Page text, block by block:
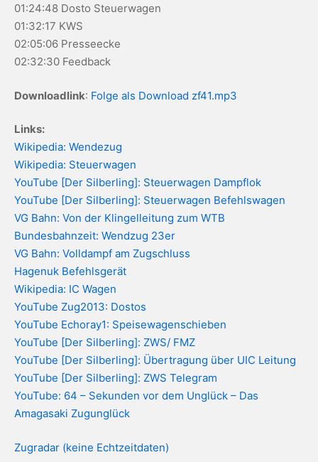
01:24:48 Dosto Steuerwagen
01:32:17 KWS
02:05:06 Presseecke
02:32:30 Feedback
Downloadlink: Folge als Download zf41.mp3
Links:
Wikipedia: Wendezug
Wikipedia: Steuerwagen
YouTube [Der Silberling]: Steuerwagen Dampflok
YouTube [Der Silberling]: Steuerwagen Befehlswagen
VG Bahn: Von der Klingelleitung zum WTB
Bundesbahnzeit: Wendzug 23er
VG Bahn: Volldampf am Zugschluss
Hagenuk Befehlsgerät
Wikipedia: IC Wagen
YouTube Zug2013: Dostos
YouTube Echoray1: Speisewagenschieben
YouTube [Der Silberling]: ZWS/ FMZ
YouTube [Der Silberling]: Übertragung über UIC Leitung
YouTube [Der Silberling]: ZWS Telegram
YouTube: 64 – Sekunden vor dem Unglück – Das
Amagasaki Zugunglück
Zugradar (keine Echtzeitdaten)